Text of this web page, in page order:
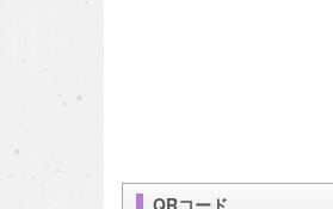
QRコード